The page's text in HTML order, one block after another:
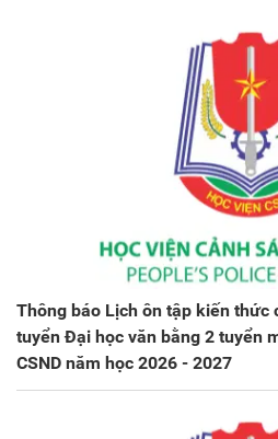
Thông báo Lịch ôn tập kiến thức
tuyển Đại học văn bằng 2 tuyển
CSND năm học 2026 - 2027